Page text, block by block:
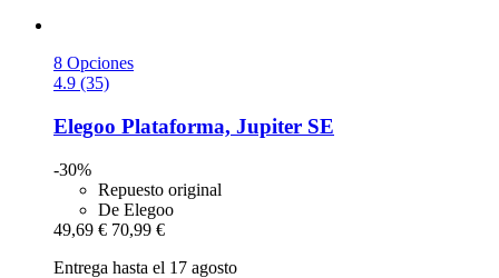
8 Opciones
4.9 (35)
Elegoo Plataforma, Jupiter SE
-30%
Repuesto original
De Elegoo
49,69 € 70,99 €
Entrega hasta el 17 agosto